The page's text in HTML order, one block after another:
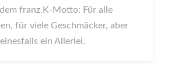
franz.K-Motto: Für alle
für viele Geschmäcker, aber
ein Allerlei.